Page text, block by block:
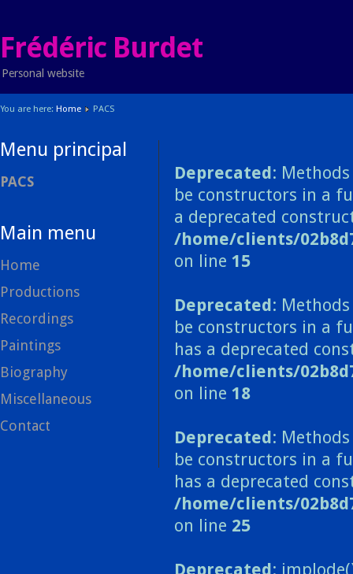
Frédéric Burdet
Personal website
You are here: Home PACS
Menu principal
PACS
Main menu
Home
Productions
Recordings
Paintings
Biography
Miscellaneous
Contact
Deprecated:
be constructors in a
a deprecated
/home/clients/
on line 15
Deprecated:
be constructors in a
has a deprecated
/home/clients/
on line 18
Deprecated:
be constructors in a
has a deprecated
/home/clients/
on line 25
Deprecated: